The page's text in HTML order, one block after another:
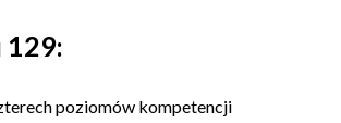
129:
poziomów kompetencji